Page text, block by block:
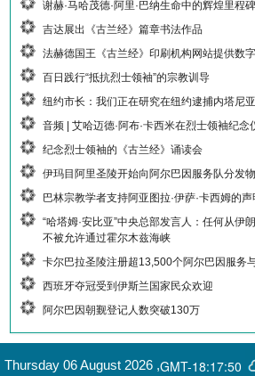
谢赫·马哈茂德·阿里·巴纳生命中的辉煌里程
吉达展出《古兰经》篇章书法作品
法赫德国王《古兰经》印刷机构网站提供数
百日践行“抵抗烈士领袖”的宗教训导
纽约市长：我们正在研究在纽约逮捕内塔尼
音频 | 艾哈迈德·阿布·卡西米在烈士领袖纪念
纪念烈士领袖的《古兰经》诵读会
伊玛目阿里圣陵开始向阿尔巴因服务队分发
巴林宗教学者支持阿亚图拉·伊萨·卡西姆的声
“哈塔姆·安比亚”中央总部发言人：任何从伊
不被允许通过霍尔木兹海峡
卡尔巴拉圣陵注册超13,500个阿尔巴因服务
西班牙夺冠受到伊斯兰国家民众欢迎
阿尔巴因朝觐登记人数突破130万
GMT-18:17:50
Thursday 06 August 2026 ,